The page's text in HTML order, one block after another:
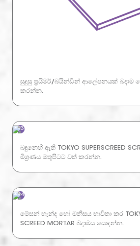
සුදුසු ප්‍රයිමර්/බයින්ඩින් ආලේපනයක් බදාම
කරන්න.
03
බඳුනෙහි ඇති TOKYO SUPERSCREED
මිශ්‍රණය මතුපිටට වත් කරන්න.
04
මේසන් හැන්ද හෝ මනිසය භාවිතා කර
SCREED MORTAR බදාමය යොදන්න.